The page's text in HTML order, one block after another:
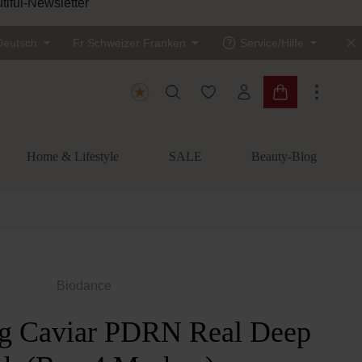
Newsletter
Fr Schweizer Franken Service/Hilfe
Du hast 0 Produkte auf
Warenkorb
Home & Lifestyle SALE Beauty-Blog
Biodance
Caviar PDRN Real Deep